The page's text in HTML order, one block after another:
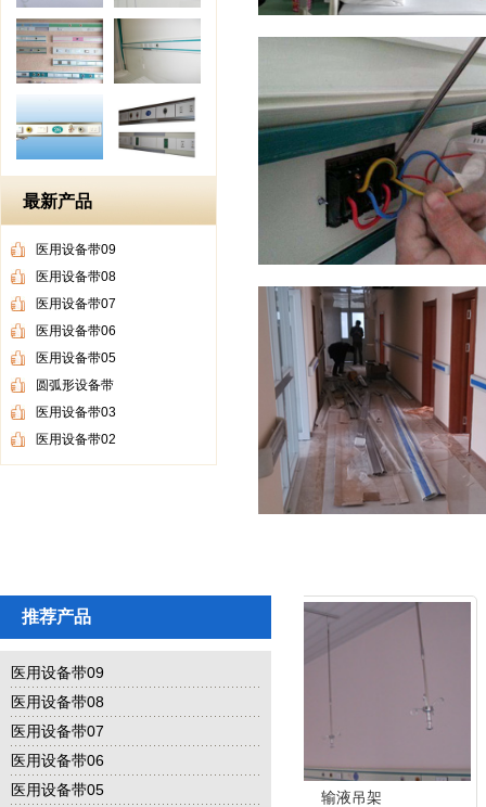
最新产品
医用设备带09
医用设备带08
医用设备带07
医用设备带06
医用设备带05
圆弧形设备带
医用设备带03
医用设备带02
推荐产品
医用设备带09
医用设备带08
医用设备带07
医用设备带06
医用设备带05
氧气开关 输液吊架